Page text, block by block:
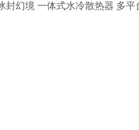
封幻境 一体式水冷散热器 多